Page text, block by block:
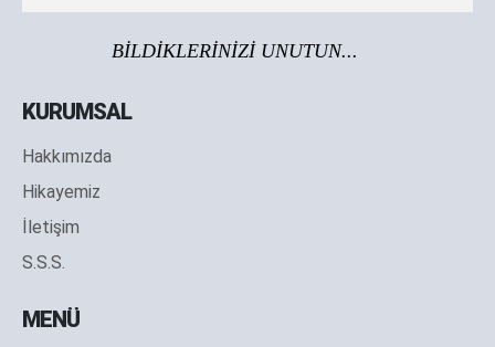
BİLDİKLERİNİZİ UNUTUN...
KURUMSAL
Hakkımızda
Hikayemiz
İletişim
S.S.S.
MENÜ